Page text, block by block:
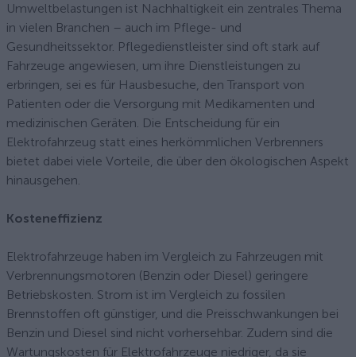
Umweltbelastungen ist Nachhaltigkeit ein zentrales Thema
in vielen Branchen – auch im Pflege- und
Gesundheitssektor. Pflegedienstleister sind oft stark auf
Fahrzeuge angewiesen, um ihre Dienstleistungen zu
erbringen, sei es für Hausbesuche, den Transport von
Patienten oder die Versorgung mit Medikamenten und
medizinischen Geräten. Die Entscheidung für ein
Elektrofahrzeug statt eines herkömmlichen Verbrenners
bietet dabei viele Vorteile, die über den ökologischen Aspekt
hinausgehen.
Kosteneffizienz
Elektrofahrzeuge haben im Vergleich zu Fahrzeugen mit
Verbrennungsmotoren (Benzin oder Diesel) geringere
Betriebskosten. Strom ist im Vergleich zu fossilen
Brennstoffen oft günstiger, und die Preisschwankungen bei
Benzin und Diesel sind nicht vorhersehbar. Zudem sind die
Wartungskosten für Elektrofahrzeuge niedriger, da sie